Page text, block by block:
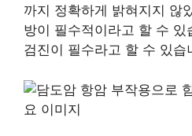
까지 정확하게 밝혀지지 않
방이 필수적이라고 할 수 있
검진이 필수라고 할 수 있습